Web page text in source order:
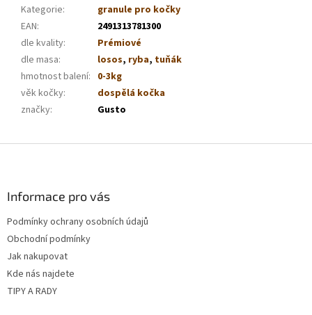
Kategorie:
granule pro kočky
EAN:
2491313781300
dle kvality:
Prémiové
dle masa: losos, ryba, tuňák
hmotnost balení: 0-3kg
věk kočky:
dospělá kočka
značky: Gusto
Informace pro vás
Podmínky ochrany osobních údajů
Obchodní podmínky
Jak nakupovat
Kde nás najdete
TIPY A RADY